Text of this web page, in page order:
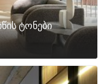
ტონები